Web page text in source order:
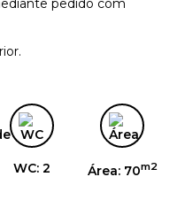
pedido com
WC: 2 Área: 70m2